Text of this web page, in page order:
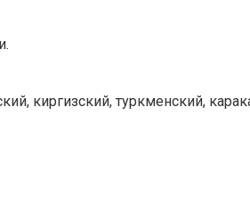
киргизский, туркменский,